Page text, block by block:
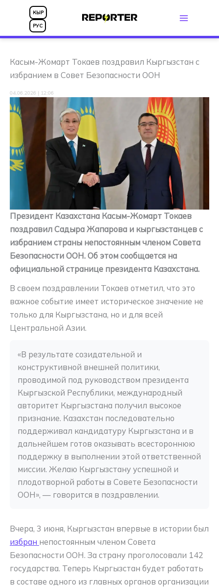
Перейти
содержимому
КЫР
РУС
Касым-Жомарт Токаев поздравил Кыргызстан с
избранием в Совет Безопасности ООН
04.06.2026 | 12:06
Президент Казахстана Касым-Жомарт Токаев
поздравил Садыра Жапарова и кыргызстанцев с
избранием страны непостоянным членом Совета
Безопасности ООН. Об этом сообщается на
официальной странице президента Казахстана.
В своем поздравлении Токаев отметил, что это
важное событие имеет историческое значение не
только для Кыргызстана, но и для всей
Центральной Азии.
«В результате созидательной и
конструктивной внешней политики,
проводимой под руководством президента
Кыргызской Республики, международный
авторитет Кыргызстана получил высокое
признание. Казахстан последовательно
поддерживал кандидатуру Кыргызстана и в
дальнейшем готов оказывать всестороннюю
поддержку в выполнении этой ответственной
миссии. Желаю Кыргызстану успешной и
плодотворной работы в Совете Безопасности
ООН», — говорится в поздравлении.
Вчера, 3 июня, Кыргызстан впервые в истории был
избран непостоянным членом Совета
Безопасности ООН. За страну проголосовали 142
государства. Теперь Кыргызстан будет работать
в составе одного из главных органов организации